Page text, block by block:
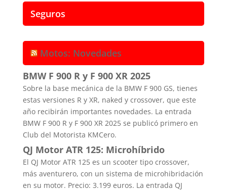
Seguros
Motos: Novedades
BMW F 900 R y F 900 XR 2025
Sobre la base mecánica de la BMW F 900 GS, tienes
estas versiones R y XR, naked y crossover, que este
año recibirán importantes novedades. La entrada
BMW F 900 R y F 900 XR 2025 se publicó primero en
Club del Motorista KMCero.
QJ Motor ATR 125: Microhíbrido
El QJ Motor ATR 125 es un scooter tipo crossover,
más aventurero, con un sistema de microhibridación
en su motor. Precio: 3.199 euros. La entrada QJ